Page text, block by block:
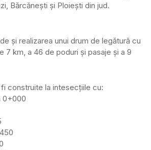
Bărcăneşti și Ploiești din jud.
și realizarea unui drum de legătură cu
7 km, a 46 de poduri și pasaje și a 9
construite la intesecțiile cu:
0+000